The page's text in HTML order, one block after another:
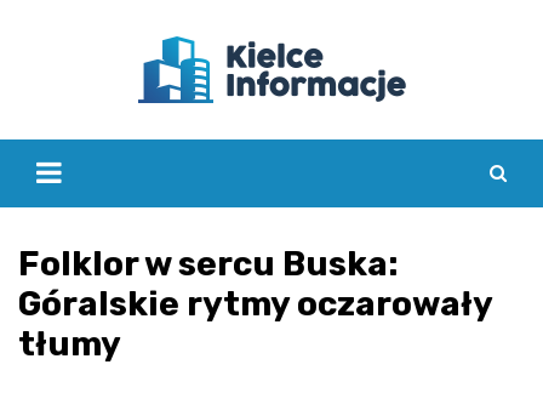
Folklor w sercu Buska:
Góralskie rytmy oczarowały
tłumy